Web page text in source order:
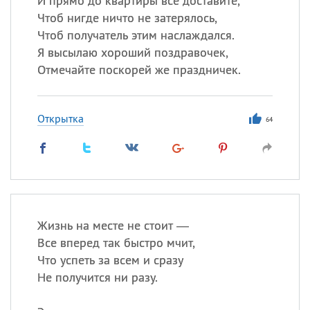
Чтоб нигде ничто не затерялось,
Чтоб получатель этим наслаждался.
Я высылаю хороший поздравочек,
Отмечайте поскорей же праздничек.
Открытка 64
Жизнь на месте не стоит —
Все вперед так быстро мчит,
Что успеть за всем и сразу
Не получится ни разу.